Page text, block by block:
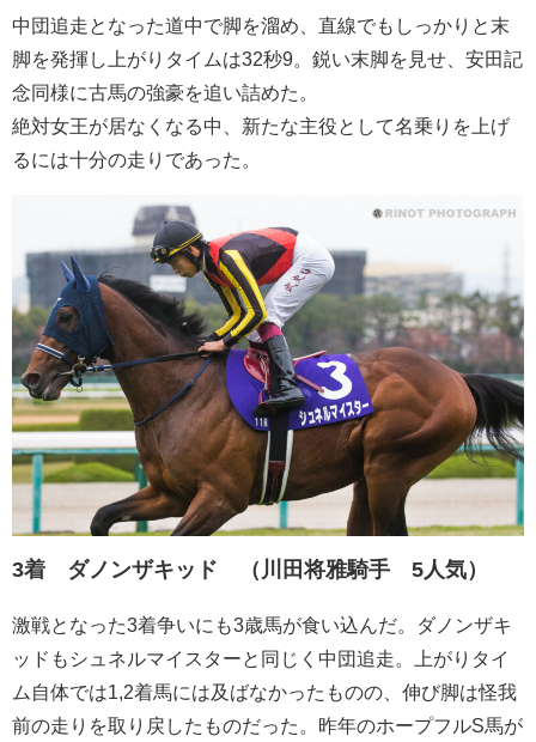
中団追走となった道中で脚を溜め、直線でもしっかりと末
脚を発揮し上がりタイムは32秒9。鋭い末脚を見せ、安田記
念同様に古馬の強豪を追い詰めた。
絶対女王が居なくなる中、新たな主役として名乗りを上げ
るには十分の走りであった。
3着 ダノンザキッド （川田将雅騎手 5人気）
激戦となった3着争いにも3歳馬が食い込んだ。ダノンザキ
ッドもシュネルマイスターと同じく中団追走。上がりタイ
ム自体では1,2着馬には及ばなかったものの、伸び脚は怪我
前の走りを取り戻したものだった。昨年のホープフルS馬が